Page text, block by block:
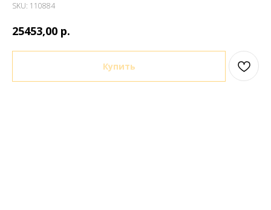
SKU: 110884
25453,00 р.
Купить